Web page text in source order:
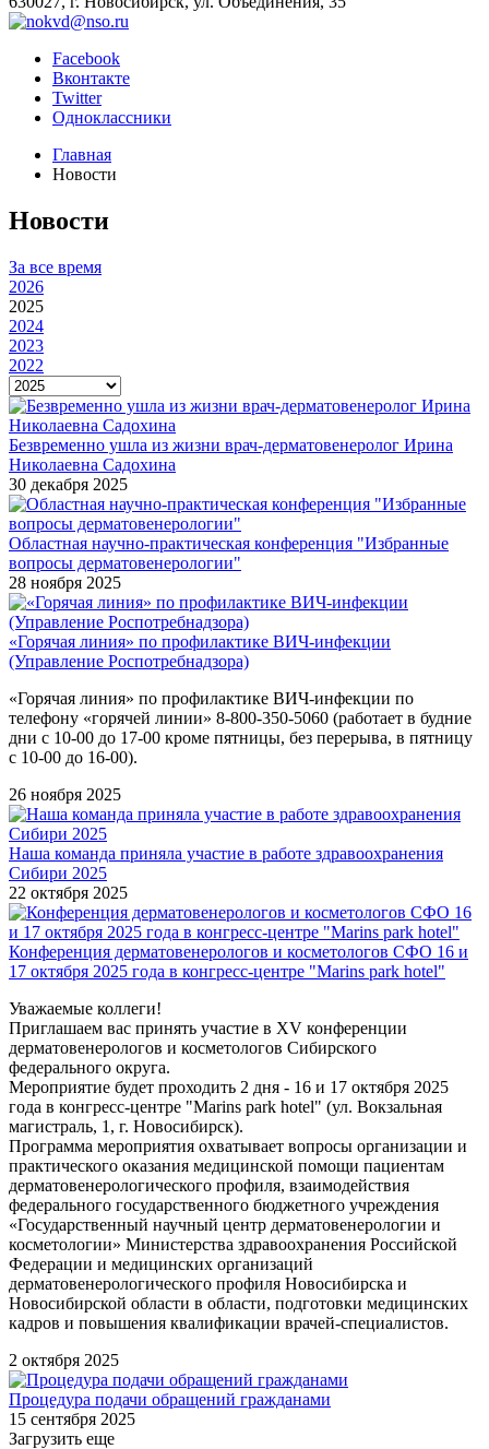
Facebook
Вконтакте
Twitter
Одноклассники
Главная
Новости
Новости
За все время
2026
2025
2024
2023
2022
Безвременно ушла из жизни врач-дерматовенеролог Ирина
Николаевна Садохина
30 декабря 2025
Областная научно-практическая конференция "Избранные
вопросы дерматовенерологии"
28 ноября 2025
«Горячая линия» по профилактике ВИЧ-инфекции
(Управление Роспотребнадзора)
«Горячая линия» по профилактике ВИЧ-инфекции по
телефону «горячей линии» 8-800-350-5060 (работает в будние
дни с 10-00 до 17-00 кроме пятницы, без перерыва, в пятницу
с 10-00 до 16-00).
26 ноября 2025
Наша команда приняла участие в работе здравоохранения
Сибири 2025
22 октября 2025
Конференция дерматовенерологов и косметологов СФО 16 и
17 октября 2025 года в конгресс-центре "Marins park hotel"
Уважаемые коллеги!
Приглашаем вас принять участие в XV конференции
дерматовенерологов и косметологов Сибирского
федерального округа.
Мероприятие будет проходить 2 дня - 16 и 17 октября 2025
года в конгресс-центре "Marins park hotel" (ул. Вокзальная
магистраль, 1, г. Новосибирск).
Программа мероприятия охватывает вопросы организации и
практического оказания медицинской помощи пациентам
дерматовенерологического профиля, взаимодействия
федерального государственного бюджетного учреждения
«Государственный научный центр дерматовенерологии и
косметологии» Министерства здравоохранения Российской
Федерации и медицинских организаций
дерматовенерологического профиля Новосибирска и
Новосибирской области в области, подготовки медицинских
кадров и повышения квалификации врачей-специалистов.
2 октября 2025
Процедура подачи обращений гражданами
15 сентября 2025
Загрузить еще